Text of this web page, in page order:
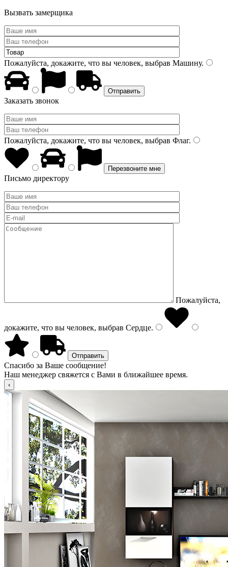
Вызвать замерщика
Пожалуйста, докажите, что вы человек, выбрав Машину.
Заказать звонок
Пожалуйста, докажите, что вы человек, выбрав Флаг.
Письмо директору
Пожалуйста,
докажите, что вы человек, выбрав Сердце.
Спасибо за Ваше сообщение!
Наш менеджер свяжется с Вами в ближайшее время.